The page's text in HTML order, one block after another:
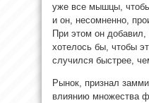
уже все мышцы,
и он, несомненно,
При этом он добавил,
хотелось бы, чтобы
случился быстрее,
Рынок, признал
влиянию множества